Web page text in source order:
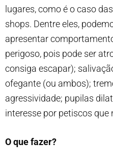
lugares, como é o caso
shops. Dentre eles,
apresentar
perigoso, pois pode ser
consiga escapar);
ofegante (ou ambos);
agressividade; pupilas
interesse por petiscos
O que fazer?